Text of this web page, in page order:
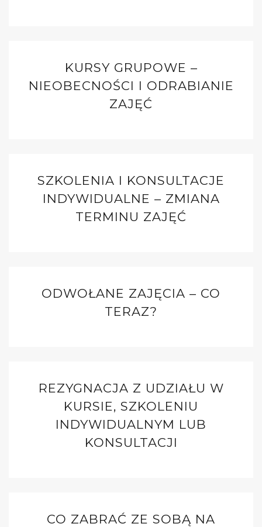
KURSY GRUPOWE –
NIEOBECNOŚCI I ODRABIANIE
ZAJĘĆ
SZKOLENIA I KONSULTACJE
INDYWIDUALNE – ZMIANA
TERMINU ZAJĘĆ
ODWOŁANE ZAJĘCIA – CO
TERAZ?
REZYGNACJA Z UDZIAŁU W
KURSIE, SZKOLENIU
INDYWIDUALNYM LUB
KONSULTACJI
CO ZABRAĆ ZE SOBĄ NA